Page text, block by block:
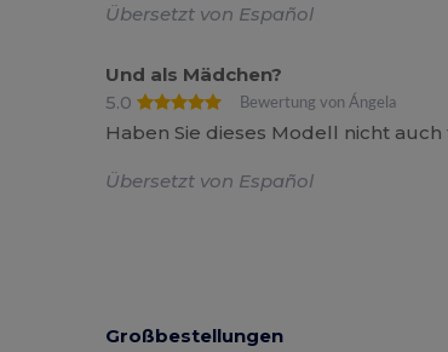
Übersetzt von Español
Und als Mädchen?
5.0
Bewertung von Ángela
Haben Sie dieses Modell nicht
Übersetzt von Español
Großbestellungen